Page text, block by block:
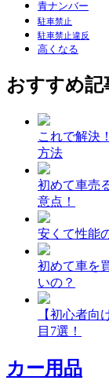
青ナンバー
駐車禁止
駐車禁止違反
高くなる
おすすめ記
これで解決
方法
初めて車売
意点！
安くて性能
初めて車を
いの？
【初心者
目7選！
カー用品